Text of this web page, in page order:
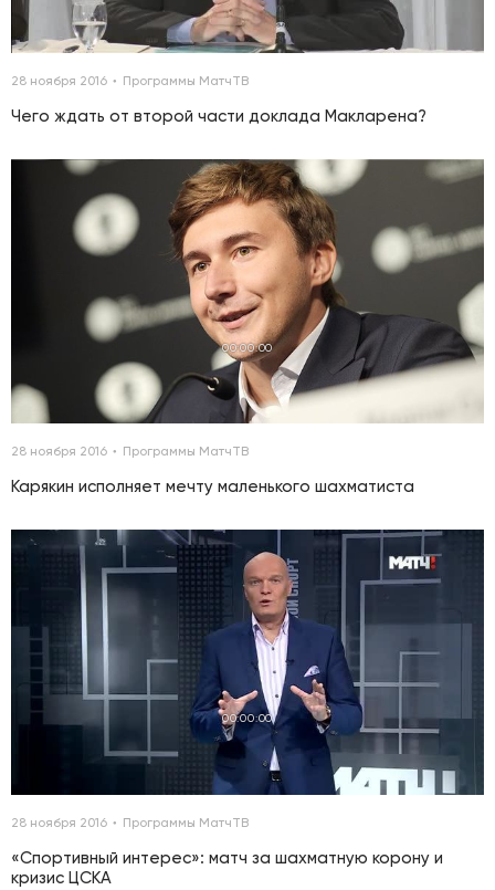
28 ноября 2016 Программы МатчТВ
Чего ждать от второй части доклада Макларена?
00:00:00
28 ноября 2016 Программы МатчТВ
Карякин исполняет мечту маленького шахматиста
00:00:00
28 ноября 2016 Программы МатчТВ
«Спортивный интерес»: матч за шахматную корону и
кризис ЦСКА